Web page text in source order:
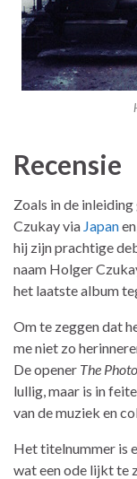
Recensie
Zoals in de
Czukay via Japan
hij zijn prachtige
naam Holger
het laatste album
Om te zeggen dat
me niet zo
De opener The
lullig, maar is in
van de muziek en
Het titelnummer is
wat een ode lijkt te